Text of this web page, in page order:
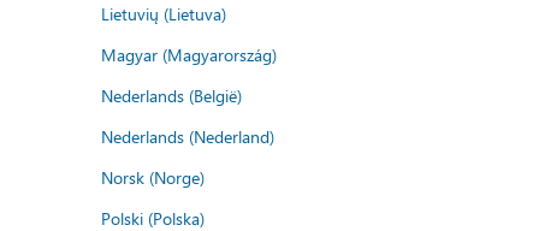
Lietuvių (Lietuva)
Magyar (Magyarország)
Nederlands (België)
Nederlands (Nederland)
Norsk (Norge)
Polski (Polska)